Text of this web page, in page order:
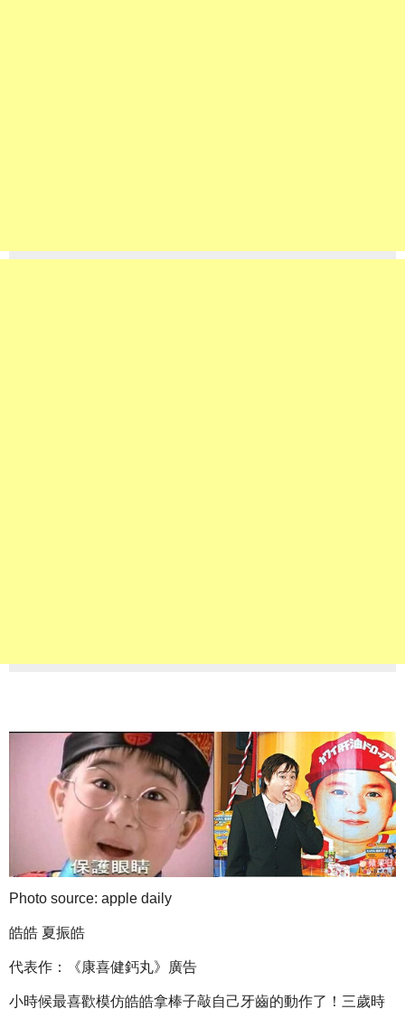
Photo source: apple daily
皓皓 夏振皓
代表作：《康喜健鈣丸》廣告
小時候最喜歡模仿皓皓拿棒子敲自己牙齒的動作了！三歲時